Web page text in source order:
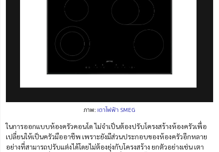
ภาพ: เตาไฟฟ้า SMEG
ในการออกแบบห้องครัวคอนโด ไม่จำเป็นต้องปรับโครงสร้างห้องครัวเพื่อ
เปลี่ยนให้เป็นครัวมืออาชีพ เพราะยังมีส่วนประกอบของห้องครัวอีกหลาย
อย่างที่สามารถปรับแต่งได้โดยไม่ต้องยุ่งกับโครงสร้าง ยกตัวอย่างเช่น เตา